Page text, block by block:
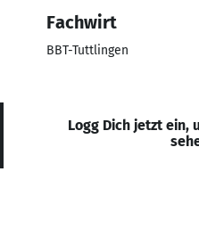
Fachwirt
BBT-Tuttlingen
Logg Dich jetzt ein,